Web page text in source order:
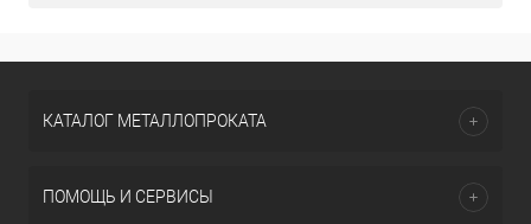
КАТАЛОГ МЕТАЛЛОПРОКАТА
ПОМОЩЬ И СЕРВИСЫ